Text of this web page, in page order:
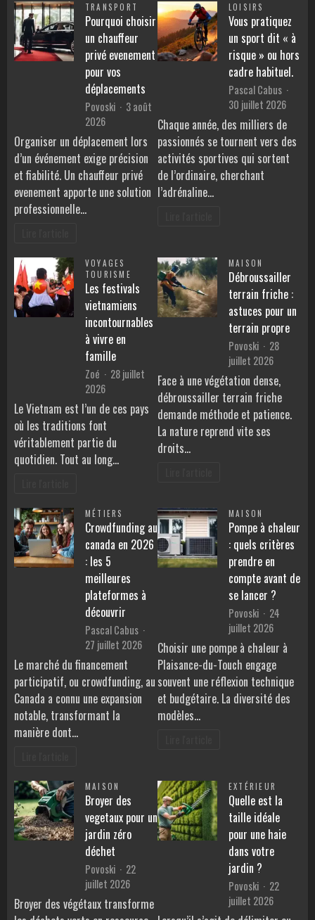
TRANSPORT
Pourquoi choisir
un chauffeur
privé evenement
pour vos
déplacements
Povoski
3 août
2026
Organiser un déplacement lors
d’un événement exige précision
et fiabilité. Un chauffeur privé
evenement apporte une solution
professionnelle…
LOISIRS
Vous pratiquez
un sport dit « à
risque » ou hors
cadre habituel.
Pascal Cabus
30 juillet 2026
Chaque année, des milliers de
passionnés se tournent vers des
activités sportives qui sortent
de l’ordinaire, cherchant
l’adrénaline…
VOYAGES
TOURISME
Les festivals
vietnamiens
incontournables
à vivre en
famille
Zoé
28 juillet
2026
Le Vietnam est l’un de ces pays
où les traditions font
véritablement partie du
quotidien. Tout au long…
MAISON
Débroussailler
terrain friche :
astuces pour un
terrain propre
Povoski
28
juillet 2026
Face à une végétation dense,
débroussailler terrain friche
demande méthode et patience.
La nature reprend vite ses
droits…
MÉTIERS
Crowdfunding au
canada en 2026
: les 5
meilleures
plateformes à
découvrir
Pascal Cabus
27 juillet 2026
Le marché du financement
participatif, ou crowdfunding, au
Canada a connu une expansion
notable, transformant la
manière dont…
MAISON
Pompe à chaleur
: quels critères
prendre en
compte avant de
se lancer ?
Povoski
24
juillet 2026
Choisir une pompe à chaleur à
Plaisance-du-Touch engage
souvent une réflexion technique
et budgétaire. La diversité des
modèles…
MAISON
Broyer des
vegetaux pour un
jardin zéro
déchet
Povoski
22
juillet 2026
Broyer des végétaux transforme
EXTÉRIEUR
Quelle est la
taille idéale
pour une haie
dans votre
jardin ?
Povoski
22
juillet 2026